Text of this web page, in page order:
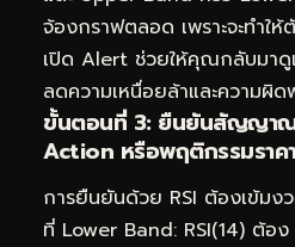
จ้องกราฟตลอด เพราะจะทำใ
เปิด Alert ช่วยให้คุณกลับมา
ลดความเหนื่อยล้าและความผิ
ขั้นตอนที่ 3: ยืนยันสัญญาณ
Action หรือพฤติกรรมราค
การยืนยันด้วย RSI ต้องเข้
ที่ Lower Band: RSI(14) ต้อ